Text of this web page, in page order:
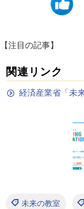
【注目の記事】
関連リンク
経済産業省「未
未来の教室